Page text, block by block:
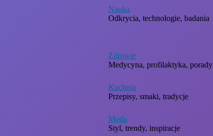
Nauka
Odkrycia, technologie, badania
Zdrowie
Medycyna, profilaktyka, porady
Kuchnia
Przepisy, smaki, tradycje
Moda
Styl, trendy, inspiracje